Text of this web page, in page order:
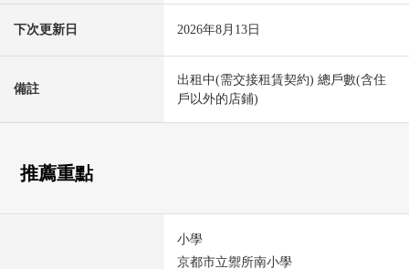
下次更新日 2026年8月13日
備註
出租中(需交接租賃契約) 總戶數(含住
戶以外的店鋪)
推薦重點
小學
京都市立禦所南小學